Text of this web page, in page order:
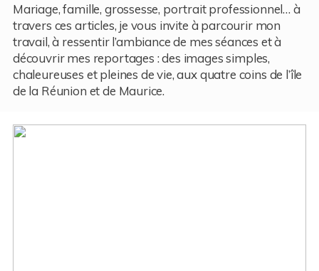
Mariage, famille, grossesse, portrait professionnel… à
travers ces articles, je vous invite à parcourir mon
travail, à ressentir l’ambiance de mes séances et à
découvrir mes reportages : des images simples,
chaleureuses et pleines de vie, aux quatre coins de l’île
de la Réunion et de Maurice.